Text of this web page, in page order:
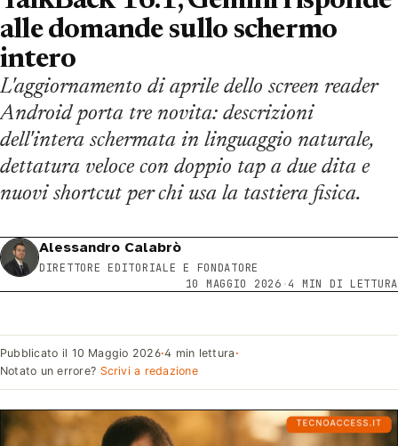
alle domande sullo schermo
intero
L'aggiornamento di aprile dello screen reader
Android porta tre novita: descrizioni
dell'intera schermata in linguaggio naturale,
dettatura veloce con doppio tap a due dita e
nuovi shortcut per chi usa la tastiera fisica.
Alessandro Calabrò
DIRETTORE EDITORIALE E FONDATORE
10 MAGGIO 2026 ·4 MIN DI LETTURA
Pubblicato il 10 Maggio 2026·4 min lettura ·
Notato un errore? Scrivi a redazione